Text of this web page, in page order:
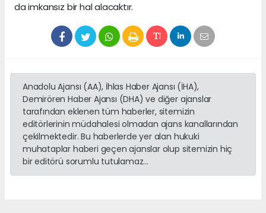
da imkansız bir hal alacaktır.
Anadolu Ajansı (AA), İhlas Haber Ajansı (İHA),
Demirören Haber Ajansı (DHA) ve diğer ajanslar
tarafından eklenen tüm haberler, sitemizin
editörlerinin müdahalesi olmadan ajans kanallarından
çekilmektedir. Bu haberlerde yer alan hukuki
muhataplar haberi geçen ajanslar olup sitemizin hiç
bir editörü sorumlu tutulamaz...